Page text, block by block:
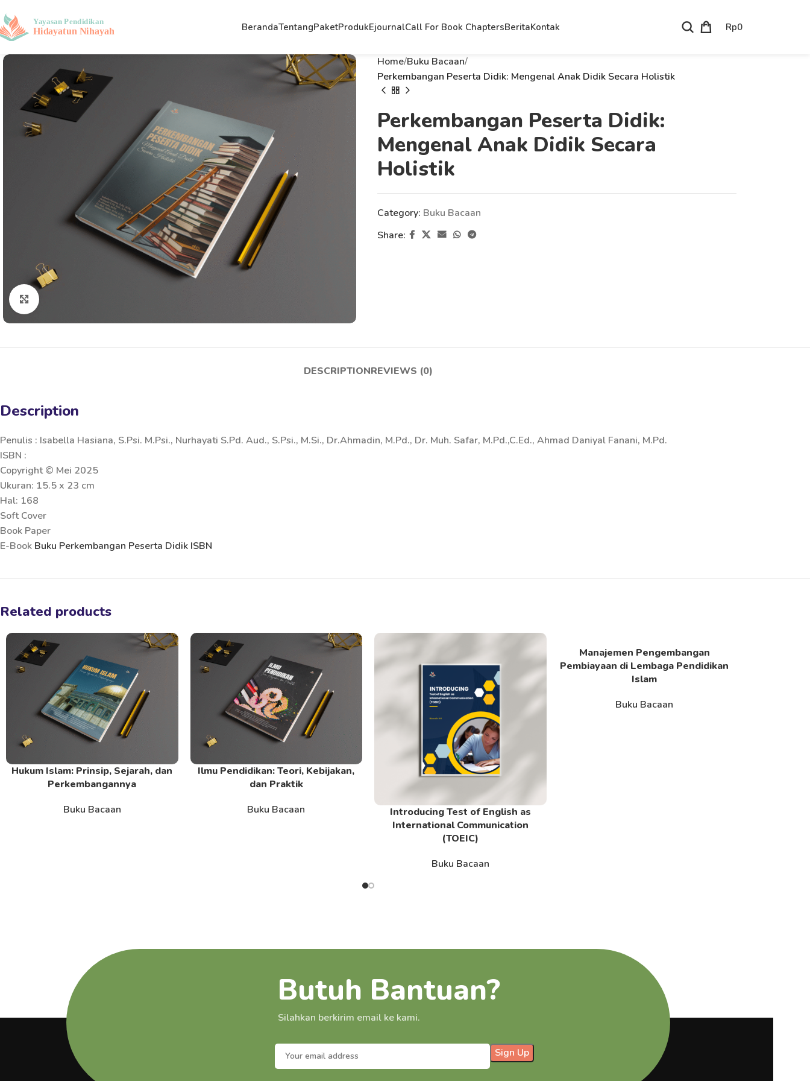
BerandaTentangPaketProdukEjournalCall For Book ChaptersBeritaKontak Rp0
Home Buku Bacaan
Perkembangan Peserta Didik: Mengenal Anak Didik Secara Holistik
Perkembangan Peserta Didik:
Mengenal Anak Didik Secara
Holistik
Category: Buku Bacaan
Share:
DESCRIPTIONREVIEWS (0)
Description
Penulis : Isabella Hasiana, S.Psi. M.Psi., Nurhayati S.Pd. Aud., S.Psi., M.Si., Dr.Ahmadin, M.Pd., Dr. Muh. Safar, M.Pd.,C.Ed., Ahmad Daniyal Fanani, M.Pd.
ISBN :
Copyright © Mei 2025
Ukuran: 15.5 x 23 cm
Hal: 168
Soft Cover
Book Paper
E-Book Buku Perkembangan Peserta Didik ISBN
Related products
Read More
Hukum Islam: Prinsip, Sejarah, dan
Perkembangannya
Buku Bacaan
Read More
Ilmu Pendidikan: Teori, Kebijakan,
dan Praktik
Buku Bacaan
Read More
Introducing Test of English as
International Communication
(TOEIC)
Buku Bacaan
Read More
Manajemen Pengembangan
Pembiayaan di Lembaga Pendidikan
Islam
Buku Bacaan
Butuh Bantuan?
Silahkan berkirim email ke kami.